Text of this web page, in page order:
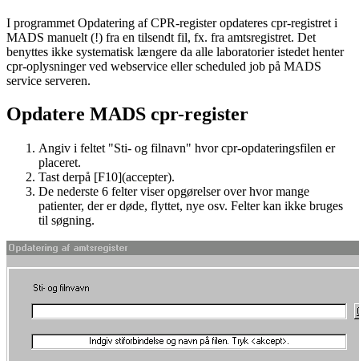
I programmet Opdatering af CPR-register opdateres cpr-registret i
MADS manuelt (!) fra en tilsendt fil, fx. fra amtsregistret. Det
benyttes ikke systematisk længere da alle laboratorier istedet henter
cpr-oplysninger ved webservice eller scheduled job på MADS
service serveren.
Opdatere MADS cpr-register
Angiv i feltet "Sti- og filnavn" hvor cpr-opdateringsfilen er
placeret.
Tast derpå [F10](accepter).
De nederste 6 felter viser opgørelser over hvor mange
patienter, der er døde, flyttet, nye osv. Felter kan ikke bruges
til søgning.